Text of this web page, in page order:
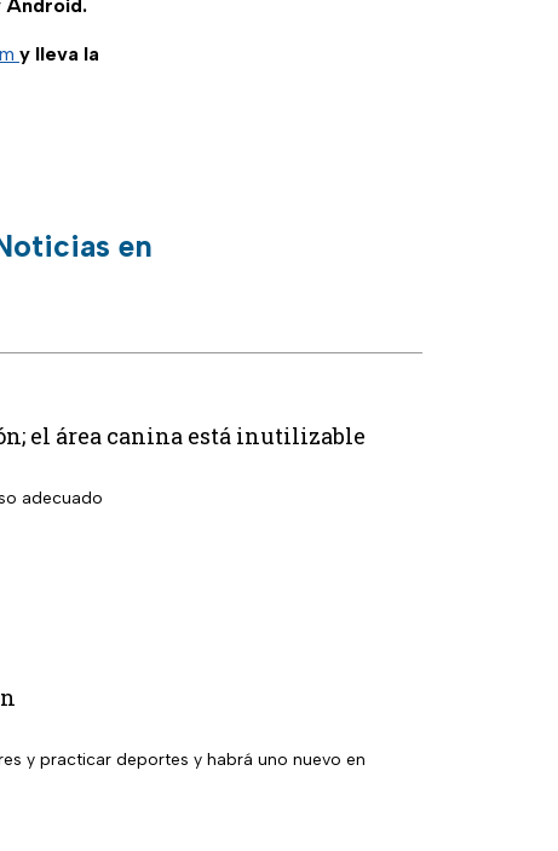
Android.
y lleva la
en
el área canina está inutilizable
adecuado
y practicar deportes y habrá uno nuevo en